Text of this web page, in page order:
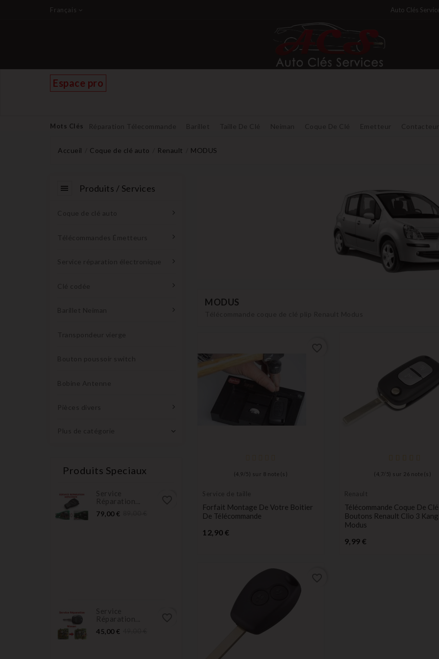
Français Auto Clés
Espace pro
Mots Clés Réparation Télecommande Barillet Taille De Clé Neiman Coque De Clé Emetteur Contacteur
Accueil Coque de clé auto Renault MODUS
Produits / Services
Coque de clé auto
Télécommandes Émetteurs
Service réparation électronique
Clé codée
Barillet Neiman
Transpondeur vierge
Bouton poussoir switch
Bobine Antenne
Pièces divers
Plus de catégorie 
Produits Speciaux
Service
Réparation...
Prix
79,00 €
Service
Réparation...
Prix
45,00 €
MODUS
(4,9 / 5) sur 8 note(s)
Service de taille
Forfait Montage De Votre Boitier
De Télécommande
12,90 €
( 4,7/ 5) sur 26 note(s)
Renault
Télécommande Coque De
Boutons Renault Clio 3
Modus
9,99 €